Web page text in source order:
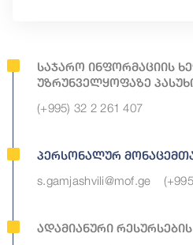
Საჯარო Ინფორმაციის
Უზრუნველყოფაზე
(+995) 32 2 261 407
Პერსონალურ
s.gamjashvili@mof.ge
Ადამიანური